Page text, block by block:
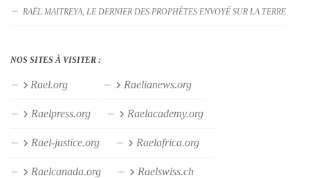
RAËL MAITREYA, LE DERNIER DES PROPHÈTES ENVOYÉ SUR LA TERRE
NOS SITES À VISITER :
Rael.org Raelianews.org
Raelpress.org Raelacademy.org
Rael-justice.org Raelafrica.org
Raelcanada.org Raelswiss.ch